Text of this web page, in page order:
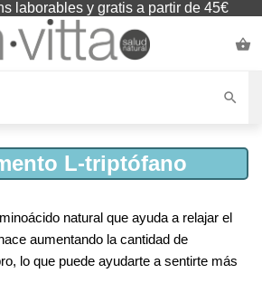
laborables y gratis a partir de 45€


L-triptófano
natural que ayuda a relajar el
aumentando la cantidad de
lo que puede ayudarte a sentirte más